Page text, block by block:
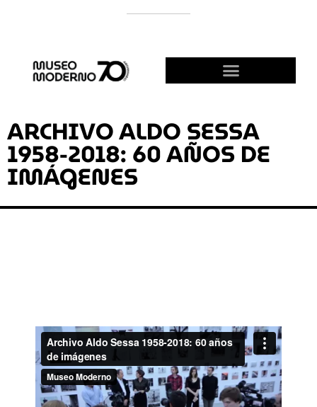
ARCHIVO ALDO SESSA
1958-2018: 60 AÑOS DE
IMÁGENES